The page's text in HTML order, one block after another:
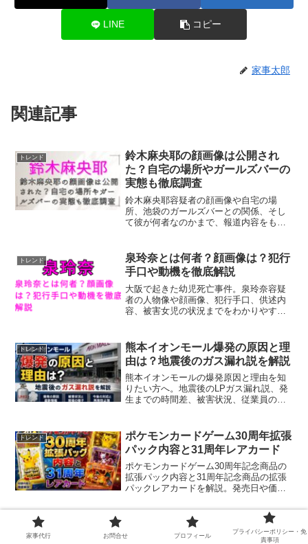
LINE コピー
家事太郎
関連記事
トレンド
鈴木麻央耶の顔画像は公開され
た？自宅の場所やガールズバーの
実態も徹底調査
鈴木麻央耶容疑者の顔画像や自宅の場
所、池袋のガールズバーとの関係、そし
て彼が何者なのかまで、報道内容をもと
トレンド
泉玲奈とは何者？顔画像は？犯行
手口や動機を徹底解説
大阪で起きた幼児死亡事件。泉玲奈容疑
者の人物像や顔画像、犯行手口、供述内
容、被害女児の状況までをわかりやすく
トレンド
熊本イオンモール爆発の原因と理
由は？地震後のガス漏れ説を解説
熊本イオンモールの爆発原因と理由を知
りたい方へ。地震後のLPガス漏れ説、発
生までの時間差、被害状況、従業員の避
因と理由について、確認済みの事実と今
後の調査ポイントをわかりやすく紹介し
ます。
トレンド
ポケモンカードゲーム30周年拡張
パック内容と31周年レアカード
ポケモンカードゲーム30周年記念商品の
拡張パック内容と31周年記念商品の拡張
パックレアカードを解説。発売日や価
ポケモンカードゲーム30周年記念商品の
拡張パック内容と31周年記念商品の拡張
パックレアカードの疑問に答えます。
トレンド
ドラクエ12最新情報まとめ｜発売
日・対応機種・予約を解説
家事代行 お問合せ プロフィール
プライバシーポリシー・免
責事項